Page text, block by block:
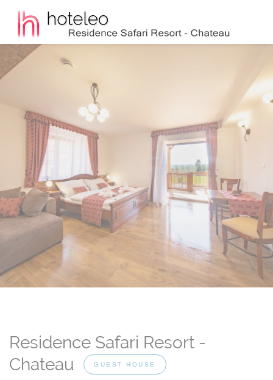
Residence Safari Resort -
Chateau
GUEST HOUSE